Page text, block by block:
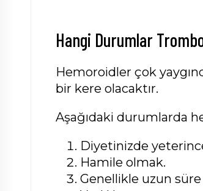
Hangi Durumlar
Hemoroidler çok
bir kere olacaktır.
Aşağıdaki durumlarda
Diyetinizde
Hamile olmak.
Genellikle uzun